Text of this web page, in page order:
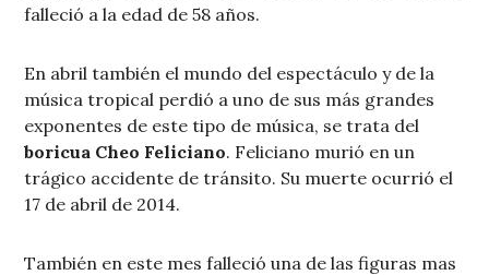
falleció a la edad de 58 años.
En abril también el mundo del espectáculo y de la
música tropical perdió a uno de sus más grandes
exponentes de este tipo de música, se trata del
boricua Cheo Feliciano. Feliciano murió en un
trágico accidente de tránsito. Su muerte ocurrió el
17 de abril de 2014.
También en este mes falleció una de las figuras mas